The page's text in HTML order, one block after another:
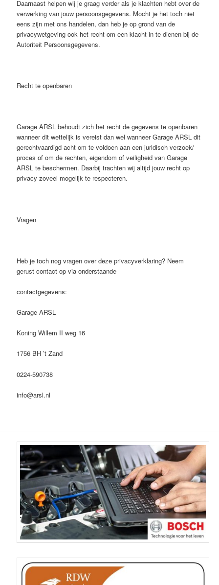
Daarnaast helpen wij je graag verder als je klachten hebt over de
verwerking van jouw persoonsgegevens. Mocht je het toch niet
eens zijn met ons handelen, dan heb je op grond van de
privacywetgeving ook het recht om een klacht in te dienen bij de
Autoriteit Persoonsgegevens.
Recht te openbaren
Garage ARSL behoudt zich het recht de gegevens te openbaren
wanneer dit wettelijk is vereist dan wel wanneer Garage ARSL dit
gerechtvaardigd acht om te voldoen aan een juridisch verzoek/
proces of om de rechten, eigendom of veiligheid van Garage
ARSL te beschermen. Daarbij trachten wij altijd jouw recht op
privacy zoveel mogelijk te respecteren.
Vragen
Heb je toch nog vragen over deze privacyverklaring? Neem
gerust contact op via onderstaande
contactgegevens:
Garage ARSL
Koning Willem II weg 16
1756 BH ’t Zand
0224-590738
info@arsl.nl